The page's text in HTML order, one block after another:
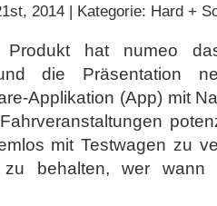
2014 | Kategorie: Hard +
Produkt hat numeo
die Präsentation
Applikation (App) mit
mit Testwagen zu
behalten, wer wann